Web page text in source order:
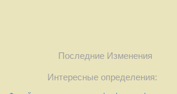
Последние Изменения
Интересные определения: